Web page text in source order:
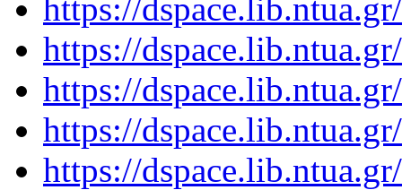
https://
https://
https://
https://
https://